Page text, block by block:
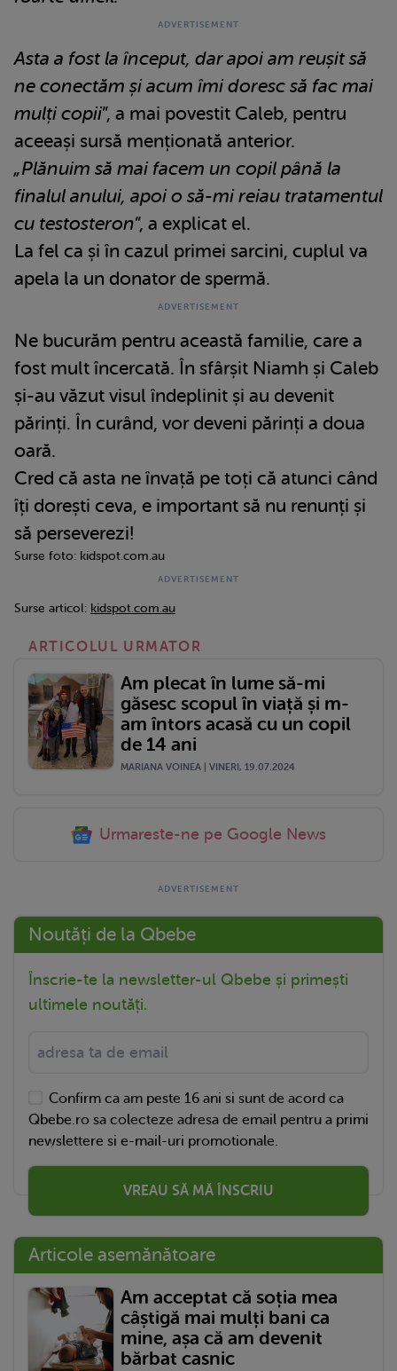
Asta a fost la început, dar apoi am reușit să
ne conectăm și acum îmi doresc să fac mai
mulți copii”, a mai povestit Caleb, pentru
aceeași sursă menționată anterior.
„Plănuim să mai facem un copil până la
finalul anului, apoi o să-mi reiau tratamentul
cu testosteron”, a explicat el.
La fel ca și în cazul primei sarcini, cuplul va
apela la un donator de spermă.
Ne bucurăm pentru această familie, care a
fost mult încercată. În sfârșit Niamh și Caleb
și-au văzut visul îndeplinit și au devenit
părinți. În curând, vor deveni părinți a doua
oară.
Cred că asta ne învață pe toți că atunci când
îți dorești ceva, e important să nu renunți și
să perseverezi!
Surse foto: kidspot.com.au
Surse articol: kidspot.com.au
ARTICOLUL URMATOR
Am plecat în lume să-mi
găsesc scopul în viață și m-
am întors acasă cu un copil
de 14 ani
MARIANA VOINEA | VINERI, 19.07.2024
Urmareste-ne pe Google News
Noutăți de la Qbebe
Înscrie-te la newsletter-ul Qbebe și primești
ultimele noutăți.
Confirm ca am peste 16 ani si sunt de acord ca
Qbebe.ro sa colecteze adresa de email pentru a primi
newslettere si e-mail-uri promotionale.
VREAU SĂ MĂ ÎNSCRIU
Articole asemănătoare
Am acceptat că soția mea
câștigă mai mulți bani ca
mine, așa că am devenit
bărbat casnic